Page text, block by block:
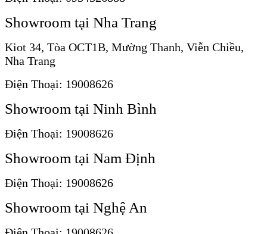
Showroom tại Nha Trang
Kiot 34, Tòa OCT1B, Mường Thanh, Viễn Chiều,
Nha Trang
Điện Thoại: 19008626
Showroom tại Ninh Bình
Điện Thoại: 19008626
Showroom tại Nam Định
Điện Thoại: 19008626
Showroom tại Nghệ An